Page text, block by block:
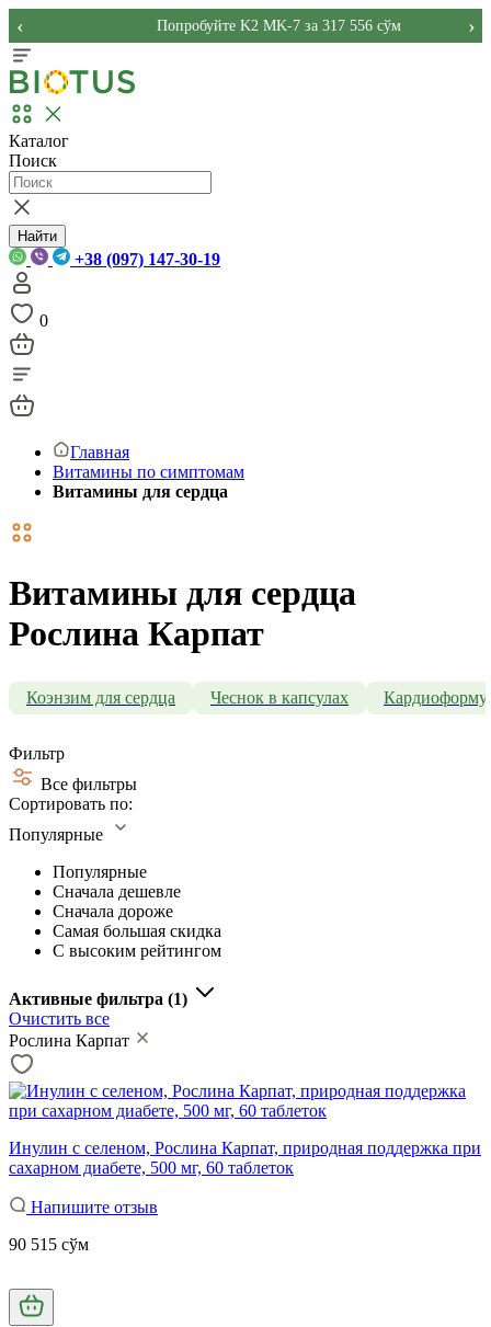
Попробуйте K2 MK-7 за 317 556 сўм
‹ ›
Каталог
Поиск
Найти
+38 (097) 147-30-19
0
Главная
Витамины по симптомам
Витамины для сердца
Витамины для сердца
Рослина Карпат
Коэнзим для сердца Чеснок в капсулах
Фильтр
Все фильтры
Сортировать по:
Популярные
Популярные
Сначала дешевле
Сначала дороже
Самая большая скидка
С высоким рейтингом
Активные фильтра (1)
Очистить все
Рослина Карпат
Инулин с селеном, Рослина Карпат, природная поддержка при
сахарном диабете, 500 мг, 60 таблеток
Напишите отзыв
90 515 сўм